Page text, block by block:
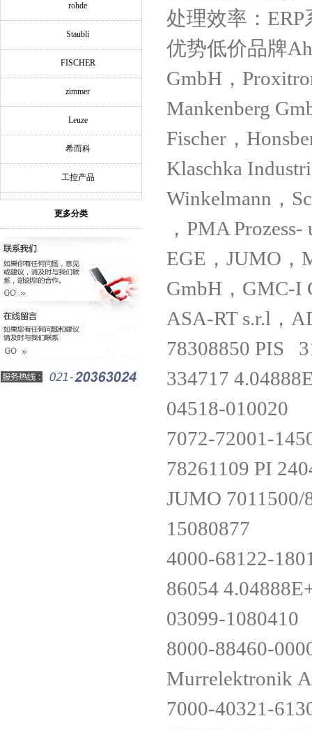
rohde
Staubli
FISCHER
zimmer
Leuze
希而科
工控产品
更多分类
处理效率：
优势低价品牌
GmbH，
Mankenberg
Fischer，
Klaschka
Winkelmann，
，PMA
EGE，JUMO，
GmbH，GMC-I
ASA-RT s.r.l，
78308850 PIS
334717
04518-010020
7072-72001-
78261109 PI
JUMO 7011500/
15080877
4000-68122-
86054
03099-
8000-88460-
Murrelektronik
7000-40321-